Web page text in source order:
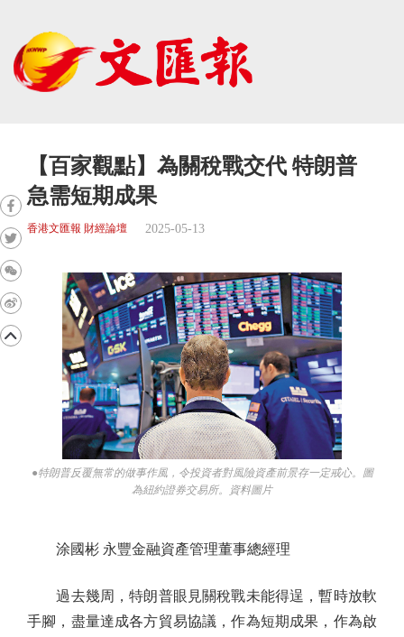
【百家觀點】為關稅戰交代 特朗普
急需短期成果
香港文匯報 財經論壇 2025-05-13
●特朗普反覆無常的做事作風，令投資者對風險資產前景存一定戒心。圖
為紐約證券交易所。資料圖片
涂國彬 永豐金融資產管理董事總經理
過去幾周，特朗普眼見關稅戰未能得逞，暫時放軟
手腳，盡量達成各方貿易協議，作為短期成果，作為啟